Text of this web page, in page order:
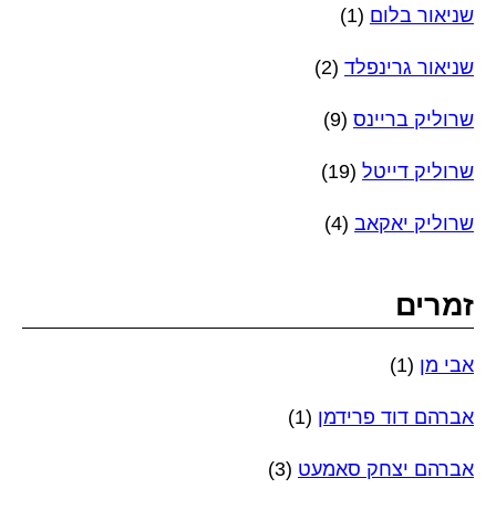
שניאור בלום (1)
שניאור גרינפלד (2)
שרוליק בריינס (9)
שרוליק דייטל (19)
שרוליק יאקאב (4)
זמרים
אבי מן (1)
אברהם דוד פרידמן (1)
אברהם יצחק סאמעט (3)